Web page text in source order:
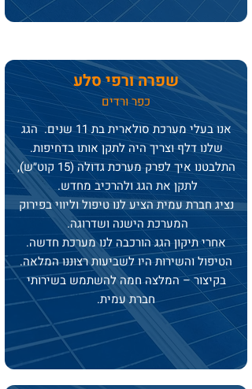
שפרה ורפי סלע
כפר ורדים
אנו בעלי מערכת סולארית בת 11 שנים. הגג
שלנו דלף וצריך היה לתקן אותו בדחיפות.
התלבטנו איך לפרק מערכת גדולה (15 קוט״ש),
לתקן את הגג ולהרכיב מחדש.
נציג חברת עמית הציע לנו טיפול וליווי בפירוק
המערכת הישנה ושדרוגה.
אחרי תיקון הגג הורכבה לנו מערכת חדשה.
הטיפול והשירות היו לשביעות רצוננו המלאה.
בקיצור – המלצה חמה להשתמש בשירותי
חברת עמית.